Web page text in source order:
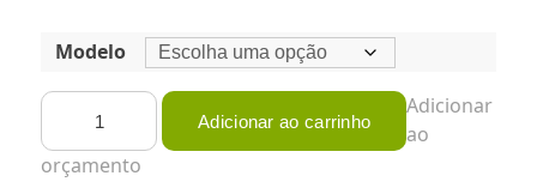
Modelo
Calça
Masculino/Feminino
Adicionar ao carrinho
Adicionar
ao
orçamento